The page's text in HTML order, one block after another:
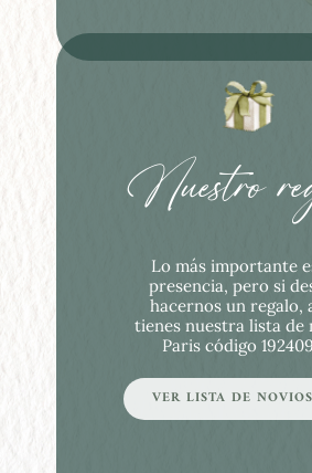
Nuestro
Lo más importante
presencia, pero si
hacernos un regalo,
tienes nuestra lista de
Paris código
VER LISTA DE NOVIOS